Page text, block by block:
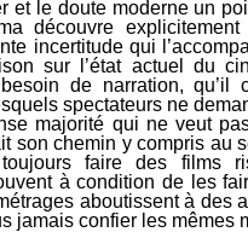
et le doute moderne un
découvre
incertitude qui
sur l’état actuel du
denarration, qu’il
spectateurs ne
majorité qui ne veut
son chemin y compris au
faire des films
à condition de les
aboutissent à des
jamais confier les mêmes